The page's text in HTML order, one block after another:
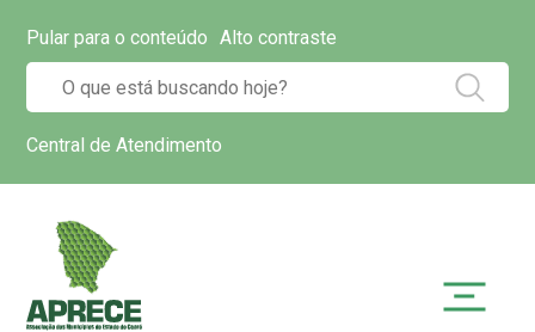
Pular para o conteúdo Alto contraste
Central de Atendimento